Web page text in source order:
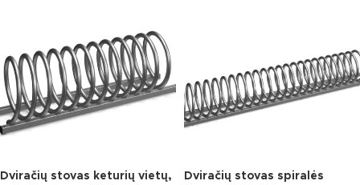
Dviračių stovas keturių vietų,
Dviračių stovas spiralės